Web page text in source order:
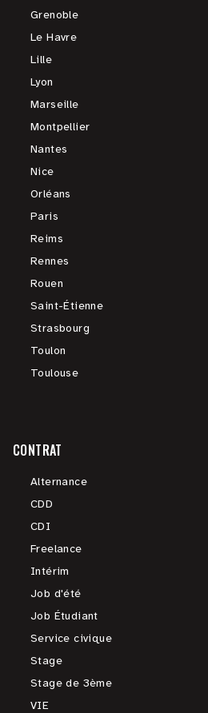
Grenoble
Le Havre
Lille
Lyon
Marseille
Montpellier
Nantes
Nice
Orléans
Paris
Reims
Rennes
Rouen
Saint-Étienne
Strasbourg
Toulon
Toulouse
CONTRAT
Alternance
CDD
CDI
Freelance
Intérim
Job d'été
Job Étudiant
Service civique
Stage
Stage de 3ème
VIE